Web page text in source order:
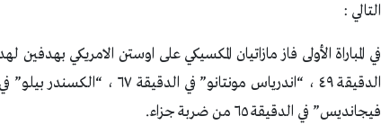
التالي :
في المباراة الأولى فاز مازاتيان المكسيكي على اوستن الامريكي
فيجانديس” في الدقيقة ٦٥ من ضربة جزاء.